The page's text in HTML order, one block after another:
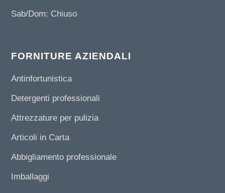
Sab/Dom: Chiuso
FORNITURE AZIENDALI
Antinfortunistica
Detergenti professionali
Attrezzature per pulizia
Articoli in Carta
Abbigliamento professionale
Imballaggi